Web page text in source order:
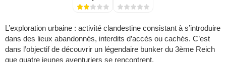
L’exploration urbaine : activité clandestine consistant à s’introduire
dans des lieux abandonnés, interdits d’accès ou cachés. C’est
dans l’objectif de découvrir un légendaire bunker du 3ème Reich
que quatre jeunes aventuriers se rencontrent.